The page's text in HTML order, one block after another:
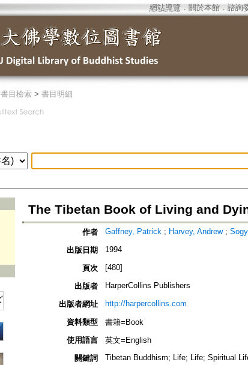
網站導覽 ． 關於本館． 諮詢
書目檢索> 書目明細
The Tibetan Book of Living and
作者 Gaffney, Patrick ; Harvey, Andrew ;
出版日期 1994
頁次 [480]
出版者 HarperCollins Publishers
出版者網址 http://harpercollins.com
資料類型
書籍=Book
使用語言
英文=English
關鍵詞
Tibetan Buddhism; Life; Life; Spiritual